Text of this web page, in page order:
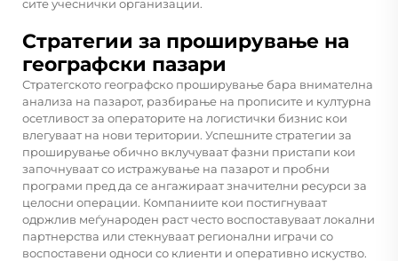
сите учеснички организации.
Стратегии за проширување на
географски пазари
Стратегското географско проширување бара внимателна
анализа на пазарот, разбирање на прописите и културна
осетливост за операторите на логистички бизнис кои
влегуваат на нови територии. Успешните стратегии за
проширување обично вклучуваат фазни пристапи кои
започнуваат со истражување на пазарот и пробни
програми пред да се ангажираат значителни ресурси за
целосни операции. Компаниите кои постигнуваат
одржлив меѓународен раст често воспоставуваат локални
партнерства или стекнуваат регионални играчи со
воспоставени односи со клиенти и оперативно искуство.